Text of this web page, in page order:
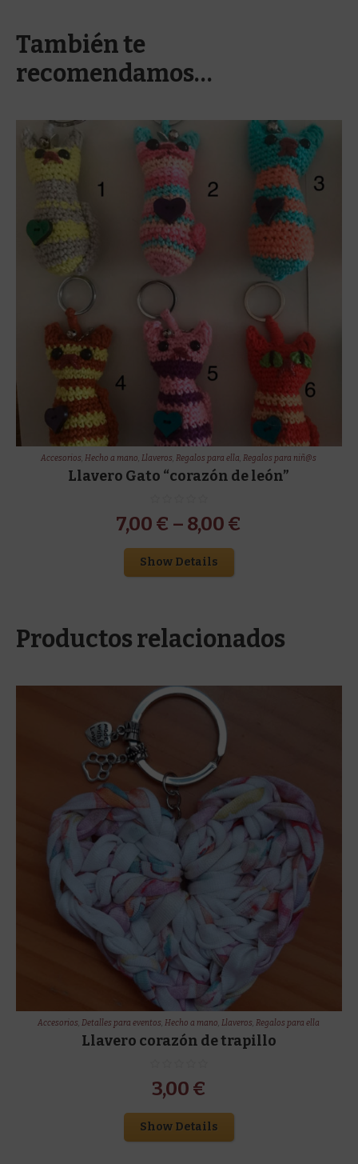
También te
recomendamos…
Accesorios,Hecho a mano,Llaveros,Regalos para ella,Regalos para niñ@s
Llavero Gato “corazón de león”
7,00 € – 8,00 €
Show Details
Productos relacionados
Accesorios,Detalles para eventos,Hecho a mano,Llaveros,Regalos para ella
Llavero corazón de trapillo
3,00 €
Show Details